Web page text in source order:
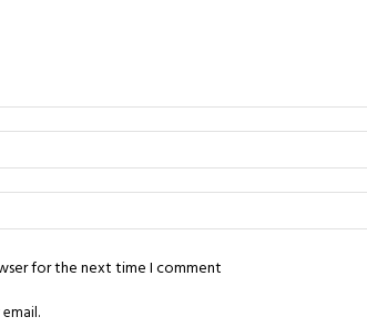
for the next time I comment